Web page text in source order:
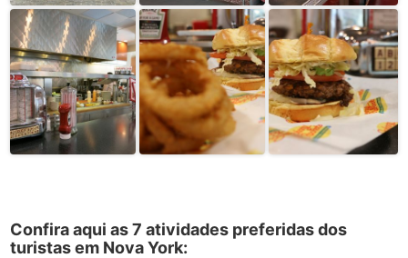
Confira aqui as 7 atividades preferidas dos
turistas em Nova York: